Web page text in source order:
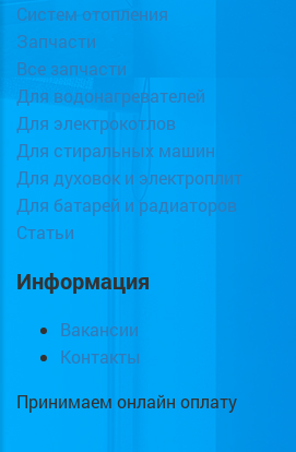
Систем отопления
Запчасти
Все запчасти
Для водонагревателей
Для электрокотлов
Для стиральных машин
Для духовок и электроплит
Для батарей и радиаторов
Статьи
Информация
Вакансии
Контакты
Принимаем онлайн оплату